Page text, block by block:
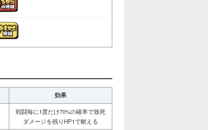
効果
戦闘毎に1度だけ70%の確率で致死
ダメージを残りHP1で耐える